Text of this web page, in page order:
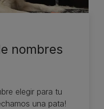
nombres
elegir para tu
una pata!